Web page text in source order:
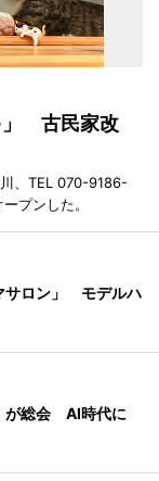
」 古民家改
、TEL 070-9186-
プンした。
サロン」 モデルハ
が総会 AI時代に